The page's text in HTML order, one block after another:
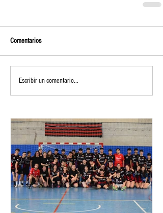
Comentarios
Escribir un comentario...